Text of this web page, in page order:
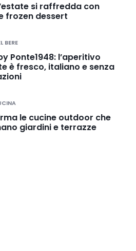
si raffredda con
frozen dessert
BERE
Ponte1948: l’aperitivo
è fresco, italiano e senza
le cucine outdoor che
giardini e terrazze